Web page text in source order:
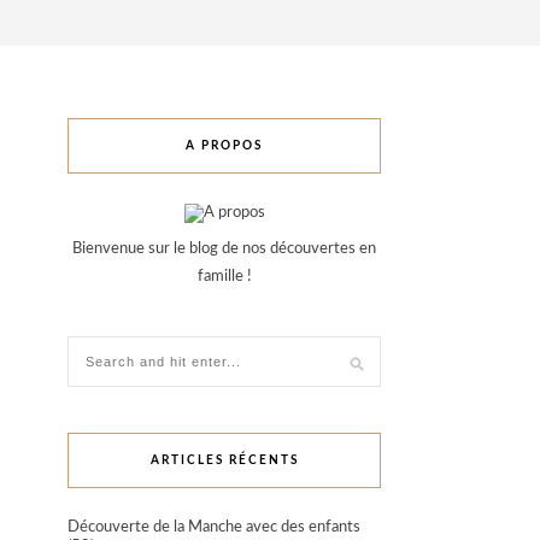
A PROPOS
Bienvenue sur le blog de nos découvertes en
famille !
ARTICLES RÉCENTS
Découverte de la Manche avec des enfants